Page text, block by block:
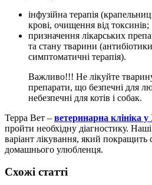
інфузійна терапія
крові, очищення від токсинів;
призначення лікарських
та стану тварини
симптоматичні терапія).
Важливо!!! Не лікуйте
препарати, що безпечні для
небезпечні для котів і собак.
Терра Вет – ветеринарна клініка
пройти необхідну діагностику. Наші
варіант лікування, який
домашнього улюбленця.
Схожі статті